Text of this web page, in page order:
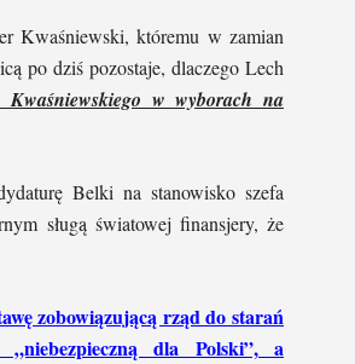
Kwaśniewski, któremu w zamian
po dziś pozostaje, dlaczego Lech
w wyborach na
Belki na stanowisko szefa
sługą światowej finansjery, że
zobowiązującą rząd do starań
dla Polski”, a